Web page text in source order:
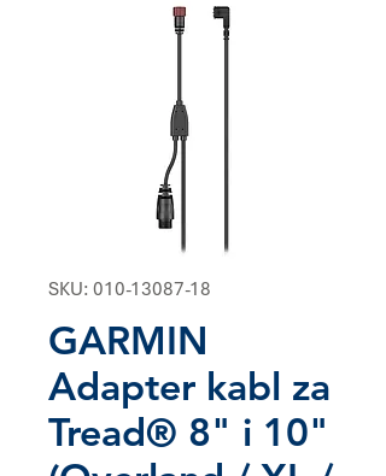
SKU: 010-13087-18
GARMIN
Adapter kabl za
Tread® 8" i 10"